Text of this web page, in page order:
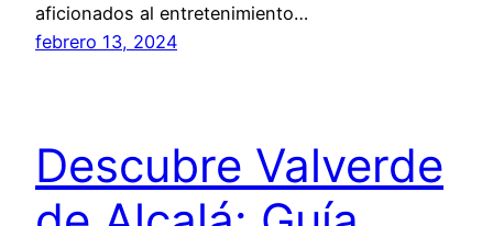
aficionados al entretenimiento…
febrero 13, 2024
Descubre Valverde